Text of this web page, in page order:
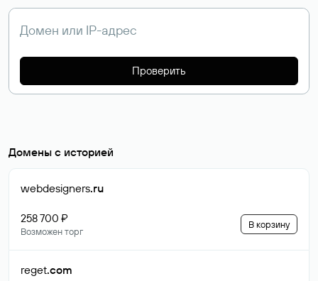
Проверить
Домены с историей
webdesigners.ru
258 700 ₽
Возможен торг
В корзину
reget.com